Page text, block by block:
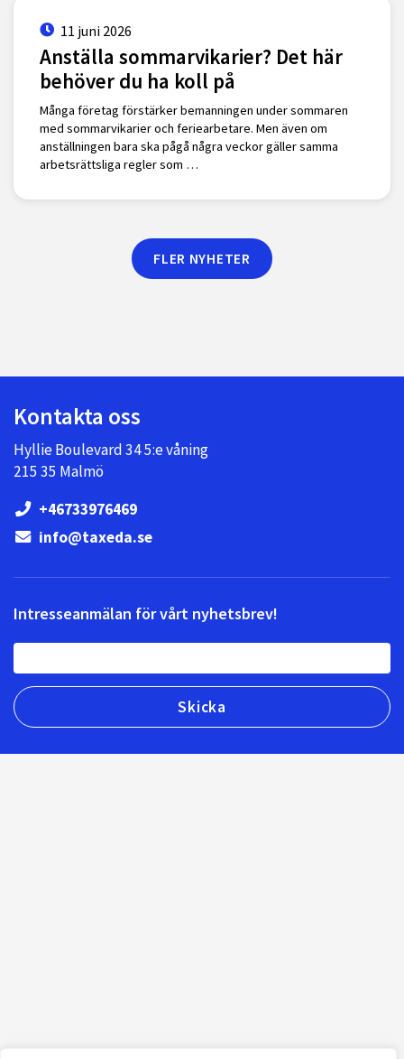
11 juni 2026
Anställa sommarvikarier? Det här
behöver du ha koll på
Många företag förstärker bemanningen under sommaren
med sommarvikarier och feriearbetare. Men även om
anställningen bara ska pågå några veckor gäller samma
arbetsrättsliga regler som …
FLER NYHETER
Kontakta oss
Hyllie Boulevard 34 5:e våning
215 35 Malmö
+46733976469
info@taxeda.se
Intresseanmälan för vårt nyhetsbrev!